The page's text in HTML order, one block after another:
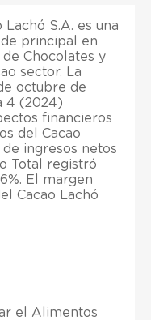
S.A. es una
principal en
Chocolates y
sector. La
octubre de
4 (2024)
financieros
del Cacao
ingresos netos
Total registró
El margen
Cacao Lachó
el Alimentos